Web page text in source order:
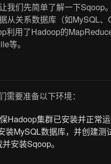
我们先简单了解一下
从关系数据库（如MySQL
利用了Hadoop的
等。
要准备以下环境：
Hadoop集群已安装并正常运
装MySQL数据库，并创建测
安装Sqoop。